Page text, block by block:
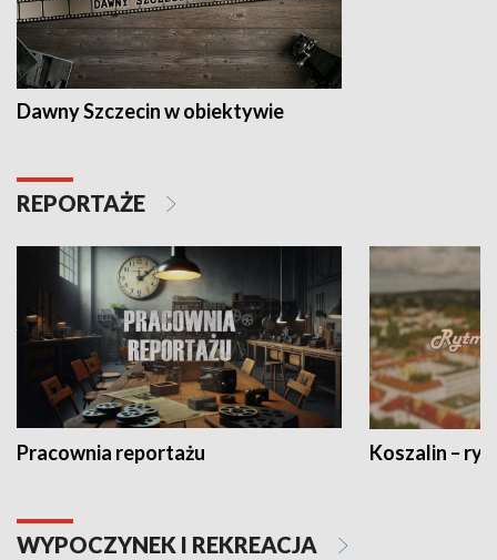
Dawny Szczecin w obiektywie
REPORTAŻE
Pracownia reportażu Koszalin –
WYPOCZYNEK I REKREACJA